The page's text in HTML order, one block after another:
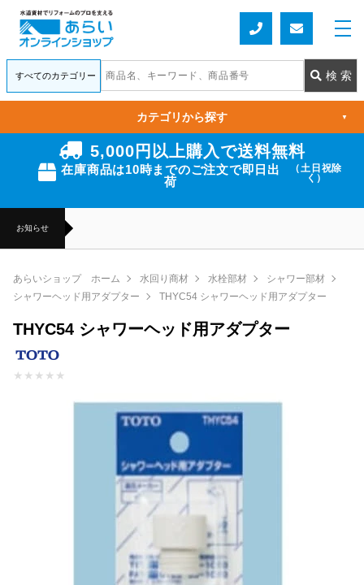
5,000円以上購入で送料無料
在庫商品は10時までのご注文で即日出
荷
（土日祝除
く）
お知らせ
カテゴリから探す ▼
あらいショップ ホーム 水回り商材 水栓部材
シャワー部材
シャワーヘッド用アダプター
THYC54 シャワーヘッド用アダプター
THYC54 シャワーヘッド用アダプター
★ ★ ★ ★ ★